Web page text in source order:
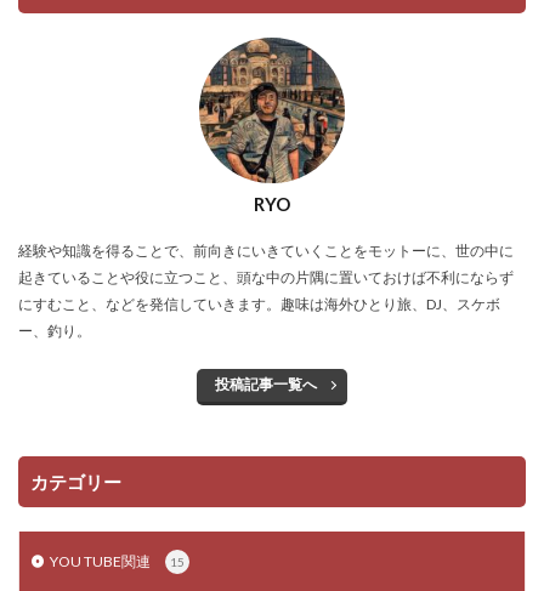
RYO
経験や知識を得ることで、前向きにいきていくことをモットーに、世の中に
起きていることや役に立つこと、頭な中の片隅に置いておけば不利にならず
にすむこと、などを発信していきます。趣味は海外ひとり旅、DJ、スケボ
ー、釣り。
投稿記事一覧へ
カテゴリー
YOU TUBE関連 15